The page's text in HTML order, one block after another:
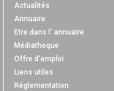
Actualités
Annuaire
Etre dans l' annuaire
Médiatheque
Offre d'emploi
Liens utiles
Réglementation